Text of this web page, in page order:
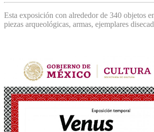
Esta exposición con alrededor de 340 objetos
piezas arqueológicas, armas, ejemplares